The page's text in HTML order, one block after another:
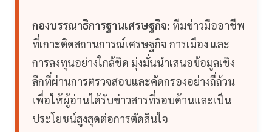
กองบรรณาธิการฐานเศรษฐกิจ: ทีมข่าวมืออาชีพ
ที่เกาะติดสถานการณ์เศรษฐกิจ การเมือง และ
การลงทุนอย่างใกล้ชิด มุ่งมั่นนำเสนอข้อมูลเชิง
ลึกที่ผ่านการตรวจสอบและคัดกรองอย่างถี่ถ้วน
เพื่อให้ผู้อ่านได้รับข่าวสารที่รอบด้านและเป็น
ประโยชน์สูงสุดต่อการตัดสินใจ